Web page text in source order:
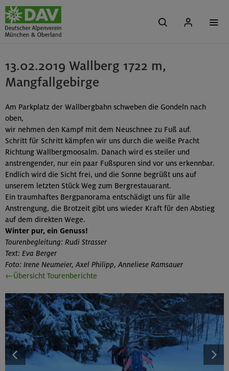
13.02.2019 Wallberg 1722 m,
Mangfallgebirge
Am Parkplatz der Wallbergbahn schweben die Gondeln nach
oben,
wir nehmen den Kampf mit dem Neuschnee zu Fuß auf.
Schritt für Schritt kämpfen wir uns durch die weiße Pracht
Richtung Wallbergmoosalm. Danach wird es steiler und
anstrengender, nur ein paar Fußspuren sind vor uns erkennbar.
Endlich wird die Sicht frei, und die Sonne begrüßt uns auf
unserem letzten Stück Weg zum Bergrestauarant.
Ein traumhaftes Bergpanorama entschädigt uns für alle
Anstrengung, die Brotzeit gibt uns wieder Kraft für den Abstieg
auf dem direkten Wege.
Winter pur, ein Genuss!
Tourenbegleitung: Rudi Strasser
Text: Eva Berger
Foto: Irene Neumeier, Axel Philipp, Anneliese Ramsauer
←Übersicht Tourenberichte